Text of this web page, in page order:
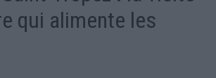
qui alimente les